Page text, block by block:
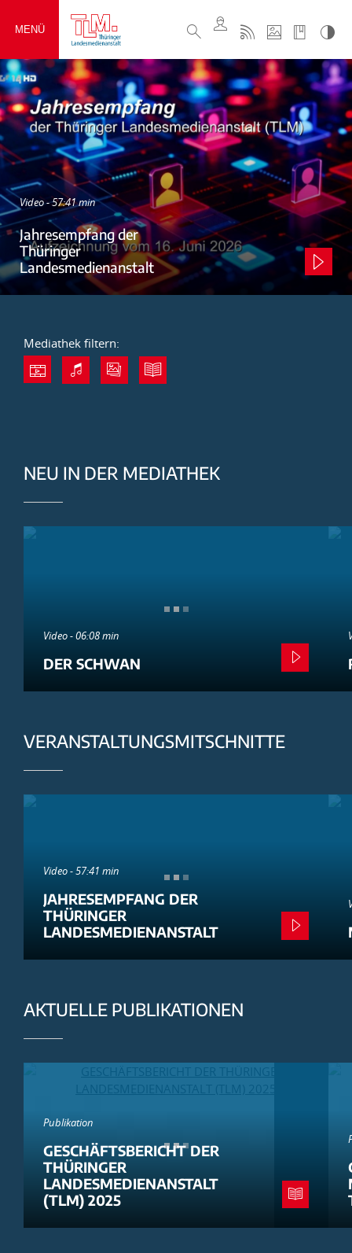
MENÜ
Video - 57:41 min
Jahresempfang der
Thüringer
Landesmedienanstalt
Mediathek filtern:
NEU IN DER MEDIATHEK
Video - 06:08 min
DER SCHWAN
VERANSTALTUNGSMITSCHNITTE
Video - 57:41 min
JAHRESEMPFANG DER
THÜRINGER
LANDESMEDIENANSTALT
AKTUELLE PUBLIKATIONEN
Publikation
GESCHÄFTSBERICHT DER
THÜRINGER
LANDESMEDIENANSTALT
(TLM) 2025